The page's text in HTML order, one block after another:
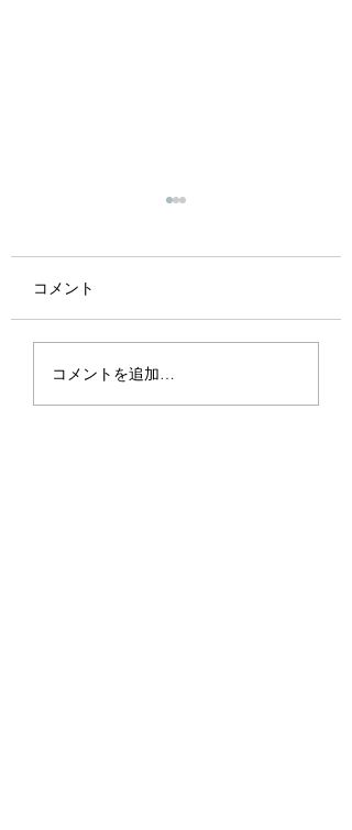
成田聡子 展 サボテ
コメント
コメントを追加…